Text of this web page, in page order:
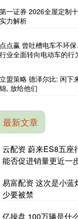
第一证券 2026全屋定制
实力解析
点点赢 曾吐槽电车不环
行业全面转向电动车的行
立盟策略 德泽尔比: 闲下
锦, 放给他们
最新文章
云配资 蔚来ES8五座
能否促进销量更近一
易富配资 这次是小蓝
少要被禁
亿操盘 100万辆是什